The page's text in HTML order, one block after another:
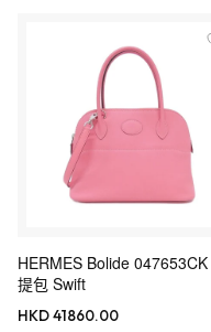
HERMES Bolide
提包 Swift
HKD 41860.00